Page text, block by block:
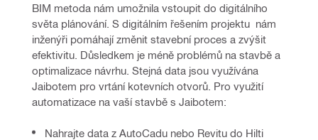
BIM metoda nám umožnila vstoupit do digitálního
světa plánování. S digitálním řešením projektu  nám
inženýři pomáhají změnit stavební proces a zvýšit
efektivitu. Důsledkem je méně problémů na stavbě a
optimalizace návrhu. Stejná data jsou využívána
Jaibotem pro vrtání kotevních otvorů. Pro využití
automatizace na vaší stavbě s Jaibotem:
Nahrajte data z AutoCadu nebo Revitu do Hilti